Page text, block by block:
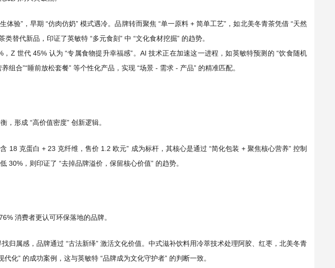
体验”，早期 “仿肉仿奶” 模式遇冷。品牌转而聚焦 “单一原料 + 简单工艺”，如北美冬青茶凭借 “天然
替代新品，印证了英敏特 “多元食刻” 中 “文化食材挖掘” 的趋势。
Z 世代 45% 认为 “专属食物提升幸福感”。AI 技术正在加速这一进程，如英敏特预测的 “饮食随机
组合”“睡前放松套餐” 等个性化产品，实现 “场景 - 需求 - 产品” 的精准匹配。
，形成 “高价值密度” 创新逻辑。
18 克蛋白 + 23 克纤维，售价 1.2 欧元” 成为标杆，其核心是通过 “简化包装 + 聚焦核心营养” 控制
30%，则印证了 “去掉品牌溢价，保留核心价值” 的趋势。
消费者更认可环保落地的品牌。
归属感，品牌通过 “古法新绎” 激活文化价值。中式滋补饮料用冷萃技术处理阿胶、红枣，北美冬青
化” 的成功案例，这与英敏特 “品牌成为文化守护者” 的判断一致。